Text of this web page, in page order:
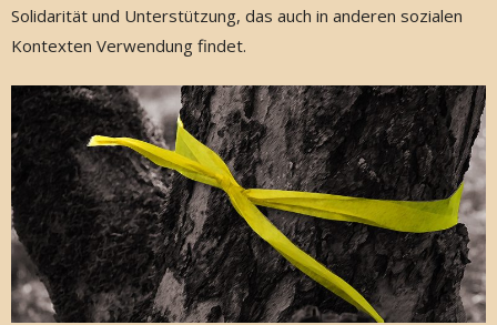
Solidarität und Unterstützung, das auch in anderen sozialen
Kontexten Verwendung findet.